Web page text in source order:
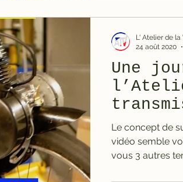
Une
Le concept de
vidéo semble
vous 3 autres
L' Atelier de
24 août 2020